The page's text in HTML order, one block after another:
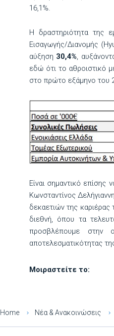
16,1%.
Η δραστηριότητα της
Εισαγωγής/Διανομής
αύξηση 30,4%,
εδώ ότι το αθροιστικό
στο πρώτο εξάμηνο του
Είναι σημαντικό
Κωνσταντίνος
δεκαετιών της καριέρας
διεθνή, όπου τα
προσβλέπουμε στην
αποτελεσματικότητας
Μοιραστείτε το:
Home Νέα & Ανακοινώσεις